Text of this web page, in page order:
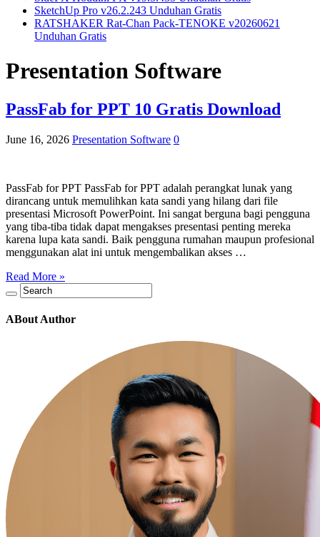
SketchUp Pro v26.2.243 Unduhan Gratis
RATSHAKER Rat-Chan Pack-TENOKE v20260621
Unduhan Gratis
Presentation Software
PassFab for PPT 10 Gratis Download
June 16, 2026 Presentation Software 0
PassFab for PPT PassFab for PPT adalah perangkat lunak yang
dirancang untuk memulihkan kata sandi yang hilang dari file
presentasi Microsoft PowerPoint. Ini sangat berguna bagi pengguna
yang tiba-tiba tidak dapat mengakses presentasi penting mereka
karena lupa kata sandi. Baik pengguna rumahan maupun profesional
menggunakan alat ini untuk mengembalikan akses …
Read More »
ABout Author